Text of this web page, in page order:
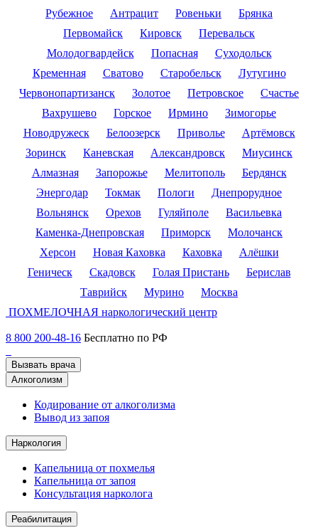
Рубежное
Антрацит Ровеньки
Брянка
Первомайск
Кировск
Перевальск
Молодогвардейск
Попасная
Суходольск
Кременная
Сватово Старобельск
Лутугино
Червонопартизанск
Золотое Петровское
Счастье
Вахрушево
Горское Ирмино
Зимогорье
Новодружеск
Белоозерск Приволье
Артёмовск
Зоринск
Каневская Александровск
Миусинск
Алмазная
Запорожье Мелитополь
Бердянск
Энергодар
Токмак Пологи
Днепрорудное
Вольнянск
Орехов Гуляйполе
Васильевка
Каменка-Днепровская
Приморск
Молочанск
Херсон
Новая Каховка Каховка
Алёшки
Геническ
Скадовск Голая Пристань
Берислав
Таврийск
Мурино
Москва
ПОХМЕЛОЧНАЯ наркологический центр
8 800 200-48-16 Бесплатно по РФ
Вызвать врача
Алкоголизм
Кодирование от алкоголизма
Вывод из запоя
Наркология
Капельница от похмелья
Капельница от запоя
Консультация нарколога
Реабилитация